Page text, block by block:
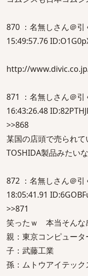
870 ：名無しさん＠
15:49:57.76
http://
871 ：名無しさん＠
16:43:26.48
>>868
某国の店頭で売られて
TOSHIDA製品みたい
872 ：名無しさん＠
18:05:41.91
>>871
笑ったｗ 本当そんな
親：東京コンピュータ
子：武藤工業
孫：ムトウアイテック